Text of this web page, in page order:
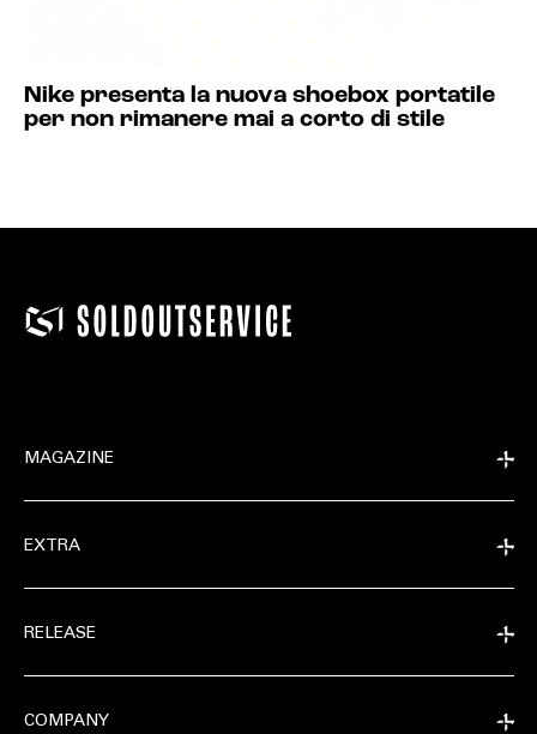
Nike presenta la nuova shoebox portatile
per non rimanere mai a corto di stile
MAGAZINE
EXTRA
RELEASE
COMPANY